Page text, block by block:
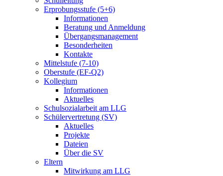
Erprobungsstufe (5+6)
Informationen
Beratung und Anmeldung
Übergangsmanagement
Besonderheiten
Kontakte
Mittelstufe (7-10)
Oberstufe (EF-Q2)
Kollegium
Informationen
Aktuelles
Schulsozialarbeit am LLG
Schülervertretung (SV)
Aktuelles
Projekte
Dateien
Über die SV
Eltern
Mitwirkung am LLG